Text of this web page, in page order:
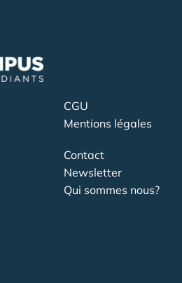
CGU
Mentions légales
Contact
Newsletter
Qui sommes nous?